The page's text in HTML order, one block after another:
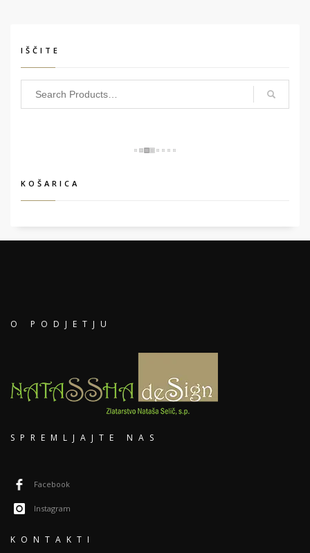
IŠČITE
KOŠARICA
O PODJETJU
SPREMLJAJTE NAS
Facebook
Instagram
KONTAKTI